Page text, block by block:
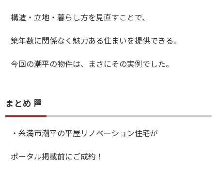
構造・立地・暮らし方を見直すことで、
築年数に関係なく魅力ある住まいを提供できる。
今回の潮平の物件は、まさにその実例でした。
まとめ 🏁
・糸満市潮平の平屋リノベーション住宅が
ポータル掲載前にご成約！